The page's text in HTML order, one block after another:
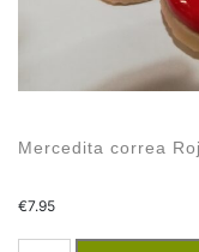
Mercedita correa
€7.95